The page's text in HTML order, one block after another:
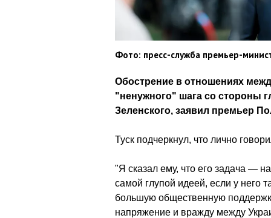
Фото: пресс-служба премьер-
Обострение в отношениях
"ненужного" шага со стороны
Зеленского, заявил премьер
Туск подчеркнул, что лично
"Я сказал ему, что его задача —
самой глупой идеей, если у него
большую общественную
напряжение и вражду между